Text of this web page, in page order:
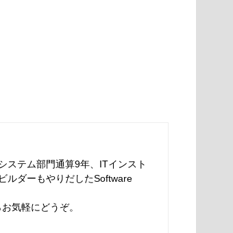
ステム部門通算9年、ITインスト
ルダーもやりだしたSoftware
気軽にどうぞ。